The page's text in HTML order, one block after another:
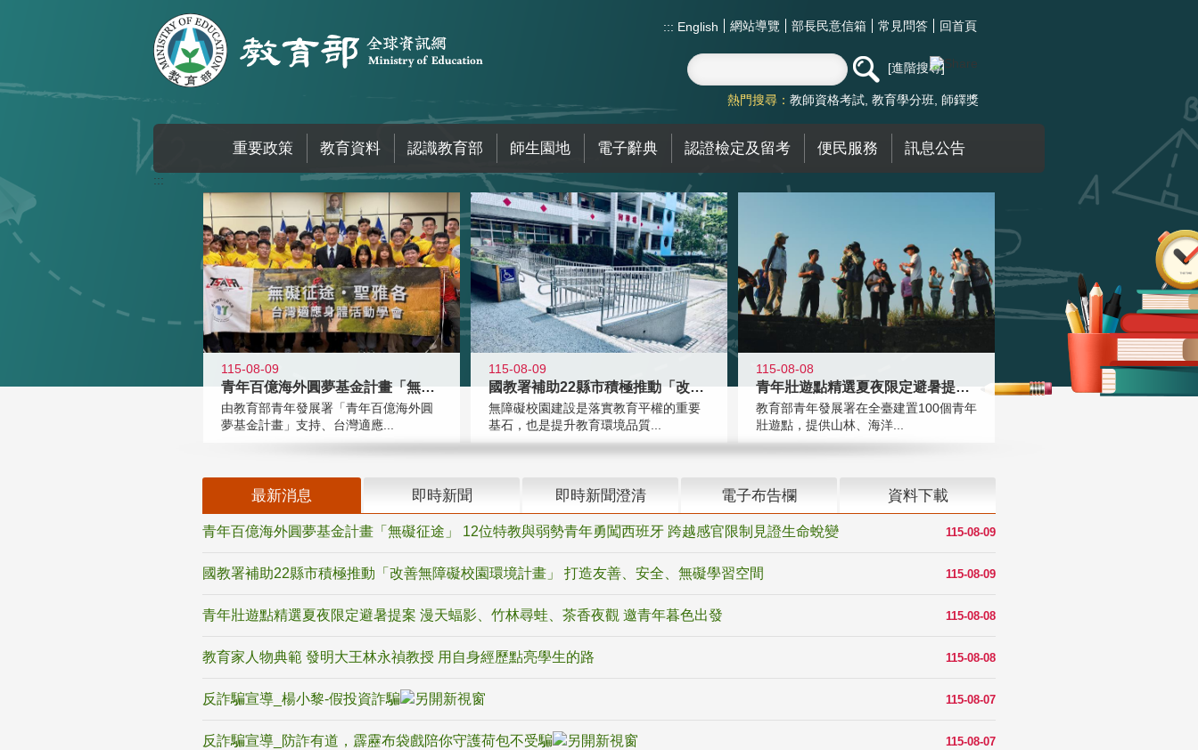
::: English 網站導覽 部長民意信箱 常見問答 回首頁
進階搜尋
熱門搜尋： 教師資格考試 教育學分班 師鐸獎
重要政策 教育資料 認識教育部 師生園地 電子辭典 認證檢定及留考 便民服務 訊息公告
:::
115-08-09
青年百億海外圓夢基金計畫「無礙征途
由教育部青年發展署「青年百億海外圓
夢基金計畫」支持、台灣適應...
115-08-09
國教署補助22縣市積極推動「改善無
無障礙校園建設是落實教育平權的重要
基石，也是提升教育環境品質...
115-08-08
青年壯遊點精選夏夜限定避暑提案 漫
教育部青年發展署在全臺建置100個青年
壯遊點，提供山林、海洋...
最新消息 即時新聞 即時新聞澄清 電子布告欄 資料下載
115-08-09
青年百億海外圓夢基金計畫「無礙征途」 12位特教與弱勢青年勇闖西班牙 跨越感官限制見證生命蛻變
115-08-09
國教署補助22縣市積極推動「改善無障礙校園環境計畫」 打造友善、安全、無礙學習空間
115-08-08
青年壯遊點精選夏夜限定避暑提案 漫天蝠影、竹林尋蛙、茶香夜觀 邀青年暮色出發
115-08-08
教育家人物典範 發明大王林永禎教授 用自身經歷點亮學生的路
115-08-07
反詐騙宣導_楊小黎-假投資詐騙
115-08-07
反詐騙宣導_防詐有道，霹靂布袋戲陪你守護荷包不受騙